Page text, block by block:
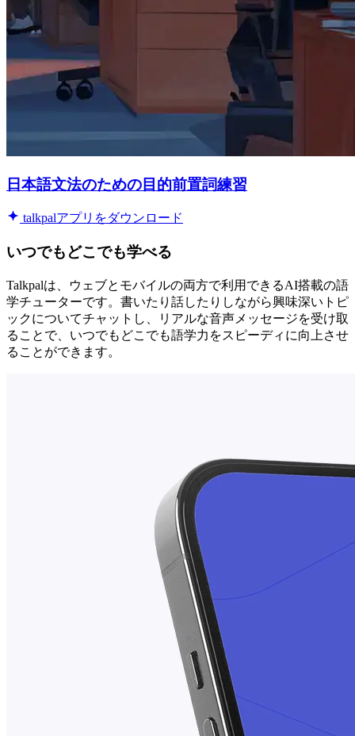
日本語文法のための目的前置詞練習
talkpalアプリをダウンロード
いつでもどこでも学べる
Talkpalは、ウェブとモバイルの両方で利用できるAI搭載の語
学チューターです。書いたり話したりしながら興味深いトピ
ックについてチャットし、リアルな音声メッセージを受け取
ることで、いつでもどこでも語学力をスピーディに向上させ
ることができます。